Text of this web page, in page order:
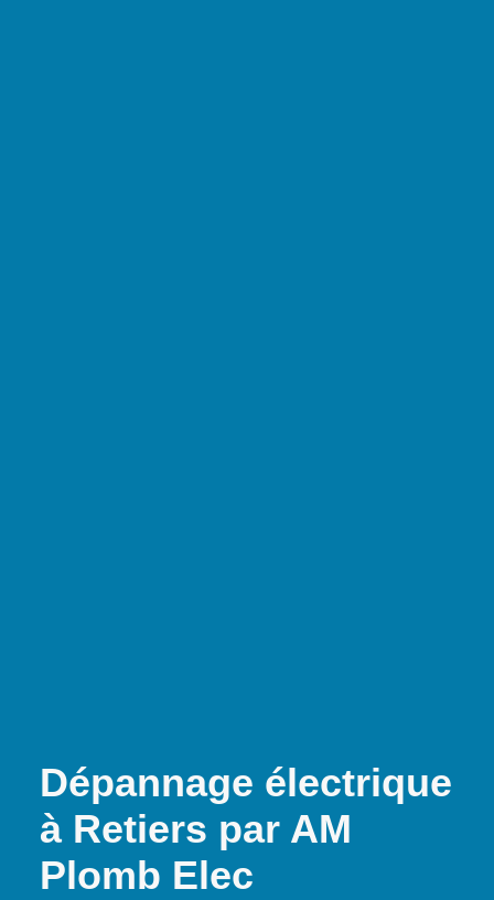
Dépannage électrique
à Retiers par AM
Plomb Elec